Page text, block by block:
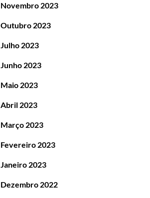
Novembro 2023
Outubro 2023
Julho 2023
Junho 2023
Maio 2023
Abril 2023
Março 2023
Fevereiro 2023
Janeiro 2023
Dezembro 2022